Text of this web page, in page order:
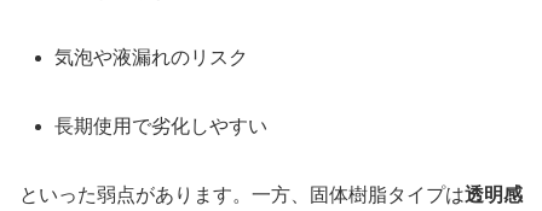
気泡や液漏れのリスク
長期使用で劣化しやすい
といった弱点があります。一方、固体樹脂タイプは透明感